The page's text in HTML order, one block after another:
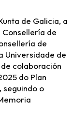
de Galicia, a
de
de
Universidade de
colaboración
do Plan
seguindo o